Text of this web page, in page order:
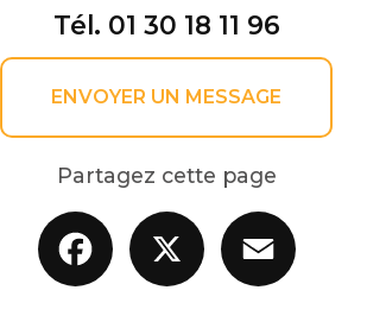
Tél. 01 30 18 11 96
ENVOYER UN MESSAGE
Partagez cette page
Facebook